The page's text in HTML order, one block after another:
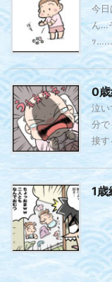
今日
ん…
ｯ…...
0
泣い
分で
接す
1歳